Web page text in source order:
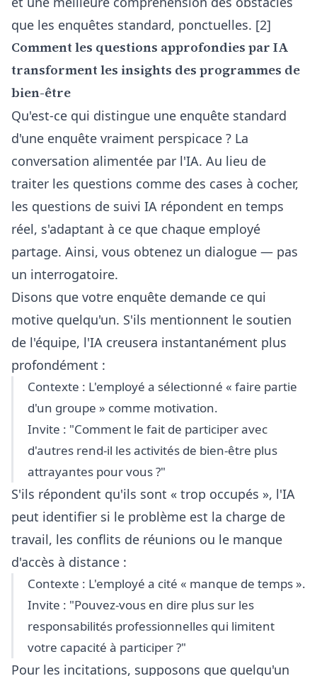
que les enquêtes standard, ponctuelles. [2]
Comment les questions approfondies par IA
transforment les insights des programmes de
bien-être
Qu'est-ce qui distingue une enquête standard
d'une enquête vraiment perspicace ? La
conversation alimentée par l'IA. Au lieu de
traiter les questions comme des cases à cocher,
les questions de suivi IA répondent en temps
réel, s'adaptant à ce que chaque employé
partage. Ainsi, vous obtenez un dialogue — pas
un interrogatoire.
Disons que votre enquête demande ce qui
motive quelqu'un. S'ils mentionnent le soutien
de l'équipe, l'IA creusera instantanément plus
profondément :
Contexte : L'employé a sélectionné « faire partie
d'un groupe » comme motivation.
Invite : "Comment le fait de participer avec
d'autres rend-il les activités de bien-être plus
attrayantes pour vous ?"
S'ils répondent qu'ils sont « trop occupés », l'IA
peut identifier si le problème est la charge de
travail, les conflits de réunions ou le manque
d'accès à distance :
Contexte : L'employé a cité « manque de temps ».
Invite : "Pouvez-vous en dire plus sur les
responsabilités professionnelles qui limitent
votre capacité à participer ?"
Pour les incitations, supposons que quelqu'un